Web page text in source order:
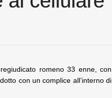
romeno 33 enne, con
con un complice all’interno di